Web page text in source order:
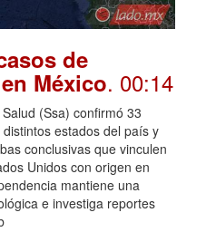
de
México. 00:14
(Ssa) confirmó 33
estados del país y
conclusivas que vinculen
Unidos con origen en
mantiene una
e investiga reportes